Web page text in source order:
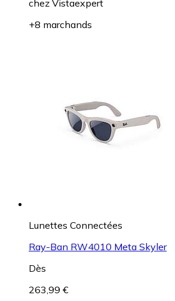
chez Vistaexpert
+8 marchands
Lunettes Connectées
Ray-Ban RW4010 Meta Skyler
Dès
263,99 €